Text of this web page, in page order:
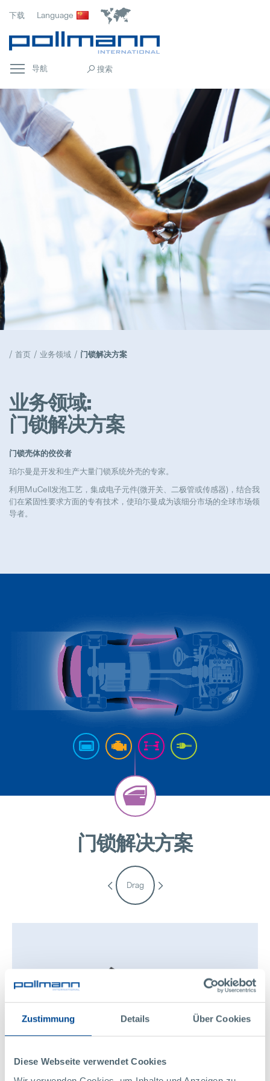
Zustimmung Details Über Cookies
Diese Webseite verwendet Cookies
首页
Popular
常规
Popular
天窗解决方案
Full-time
Pollmann presents initial review
21. August 2025
Matthias Haider 接任珀尔曼国际首席
24. July 2025
Pollmann is once again a
28. April 2025
Pollmann optimizes European
03. April 2025
hofer powertrain and Pollmann
11. March 2025
珀尔曼的战略领导层变动
18. December 2024
下载 Language
导航
首页 业务领域 门锁解决方案
业务领域:
门锁解决方案
门锁壳体的佼佼者
珀尓曼是开发和生产大量门锁系统外壳的专家。
利用MuCell发泡工艺，集成电子元件(微开关、二极管或传感器)，结合我
们在紧固性要求方面的专有技术，使珀尓曼成为该细分市场的全球市场领
导者。
门锁解决方案
Drag